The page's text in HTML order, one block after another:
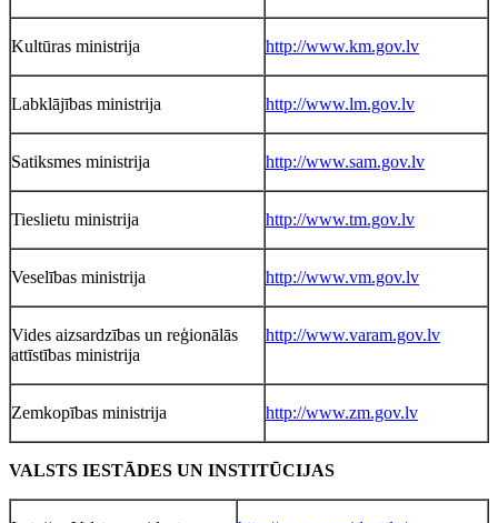
Kultūras ministrija http://www.km.gov.lv
Labklājības ministrija http://www.lm.gov.lv
Satiksmes ministrija http://www.sam.gov.lv
Tieslietu ministrija http://www.tm.gov.lv
Veselības ministrija http://www.vm.gov.lv
Vides aizsardzības un reģionālās
attīstības ministrija
http://www.varam.gov.lv
Zemkopības ministrija http://www.zm.gov.lv
VALSTS IESTĀDES UN INSTITŪCIJAS